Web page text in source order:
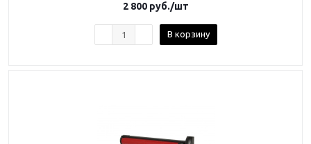
2 800 руб./шт
В корзину